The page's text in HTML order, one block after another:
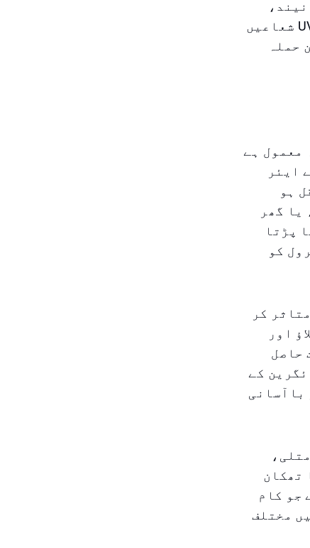
روشنی کی حساسیت، ہوا کے دباؤ میں تبدیلیاں، نمی، اور سخت UV شعاعیں
حملہ
معمول ہے
سے ایئر
ہو
گھر
پڑتا
کو
کر
اور
حاصل
کے
باآسانی
تھکان
جو کام
مختلف